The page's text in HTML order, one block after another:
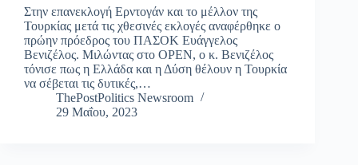
Στην επανεκλογή Ερντογάν και το μέλλον της
Τουρκίας μετά τις χθεσινές εκλογές αναφέρθηκε ο
πρώην πρόεδρος του ΠΑΣΟΚ Ευάγγελος
Βενιζέλος. Μιλώντας στο OPEN, ο κ. Βενιζέλος
τόνισε πως η Ελλάδα και η Δύση θέλουν η Τουρκία
να σέβεται τις δυτικές,…
ThePostPolitics Newsroom
29 Μαΐου, 2023